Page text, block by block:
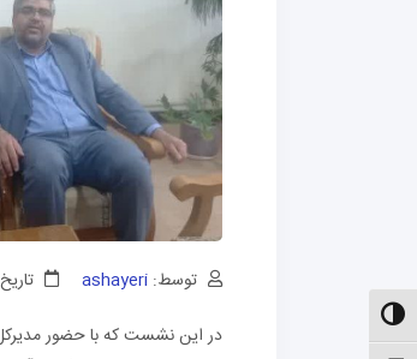
حالت کنتراست بالا
توسط: ashayeri تاریخ
در این نشست که با حضور